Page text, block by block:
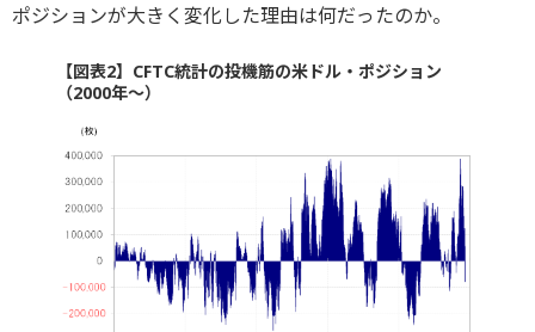
ポジションが大きく変化した理由は何だったのか。
【図表2】CFTC統計の投機筋の米ドル・ポジション
（2000年～）